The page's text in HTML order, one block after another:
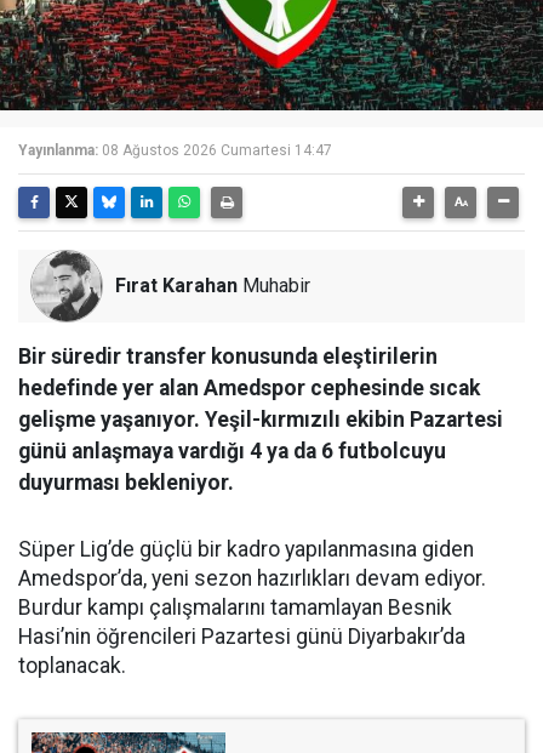
Yayınlanma: 08 Ağustos 2026 Cumartesi 14:47
Fırat Karahan Muhabir
Bir süredir transfer konusunda eleştirilerin
hedefinde yer alan Amedspor cephesinde sıcak
gelişme yaşanıyor. Yeşil-kırmızılı ekibin Pazartesi
günü anlaşmaya vardığı 4 ya da 6 futbolcuyu
duyurması bekleniyor.
Süper Lig’de güçlü bir kadro yapılanmasına giden
Amedspor’da, yeni sezon hazırlıkları devam ediyor.
Burdur kampı çalışmalarını tamamlayan Besnik
Hasi’nin öğrencileri Pazartesi günü Diyarbakır’da
toplanacak.